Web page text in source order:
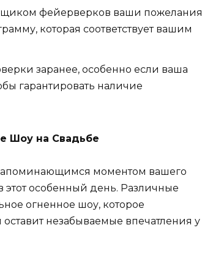
фейерверков ваши пожелания
которая соответствует вашим
заранее, особенно если ваша
гарантировать наличие
Шоу на Свадьбе
моментом вашего
этот особенный день. Различные
огненное шоу, которое
незабываемые впечатления у